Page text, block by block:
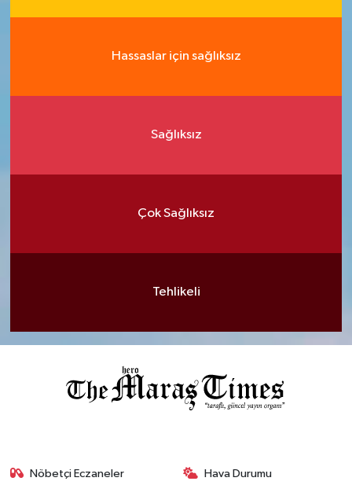
Hassaslar için sağlıksız
Sağlıksız
Çok Sağlıksız
Tehlikeli
Nöbetçi Eczaneler Hava Durumu